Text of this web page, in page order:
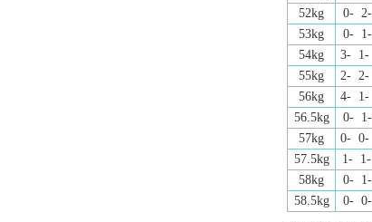
52kg
0-
53kg
0-
54kg
3- 1-
55kg
2- 2-
56kg
4- 1-
56.5kg
0-
57kg
0- 0-
57.5kg
1-
58kg
0-
58.5kg
0-